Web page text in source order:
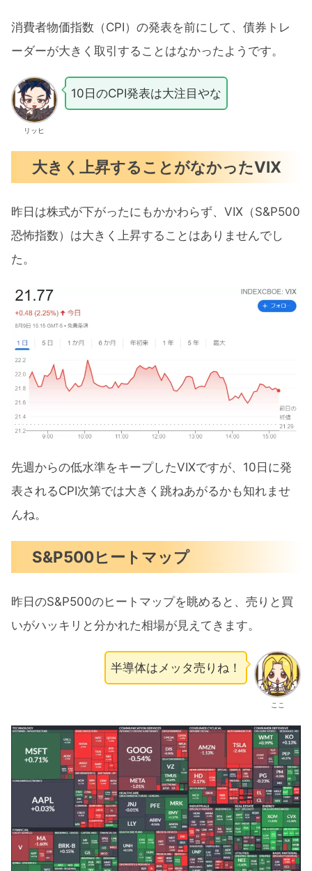
消費者物価指数（CPI）の発表を前にして、債券トレ
ーダーが大きく取引することはなかったようです。
リッヒ
10日のCPI発表は大注目やな
大きく上昇することがなかったVIX
昨日は株式が下がったにもかかわらず、VIX（S&P500
恐怖指数）は大きく上昇することはありませんでし
た。
先週からの低水準をキープしたVIXですが、10日に発
表されるCPI次第では大きく跳ねあがるかも知れませ
んね。
S&P500ヒートマップ
昨日のS&P500のヒートマップを眺めると、売りと買
いがハッキリと分かれた相場が見えてきます。
ここ
半導体はメッタ売りね！